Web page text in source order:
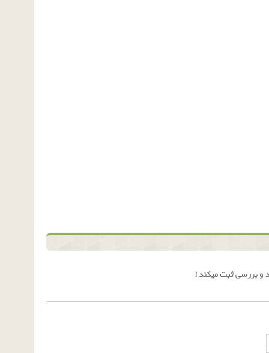
و بررسی ثبت میکند !